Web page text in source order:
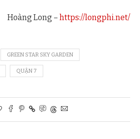
Hoàng Long – https://longphi.net/
GREEN STAR SKY GARDEN
QUẬN 7